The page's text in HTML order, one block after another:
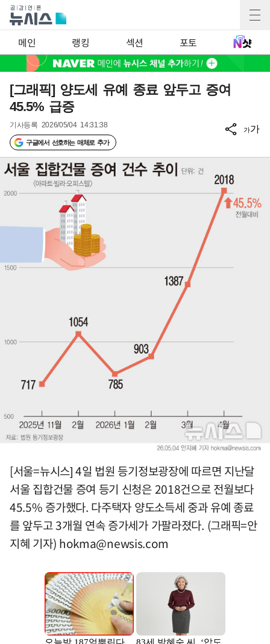
메인 랭킹 섹션 포토
[그래픽] 양도세 유예 종료 앞두고 증여
45.5% 급증
기사등록 2026/05/04 14:31:38
구글에서 선호하는 매체로 추가
가가
[서울=뉴시스] 4일 법원 등기정보광장에 따르면 지난달
서울 집합건물 증여 등기 신청은 2018건으로 전월보다
45.5% 증가했다. 다주택자 양도소득세 중과 유예 종료
를 앞두고 3개월 연속 증가세가 가팔라졌다. (그래픽=안
지혜 기자) hokma@newsis.com